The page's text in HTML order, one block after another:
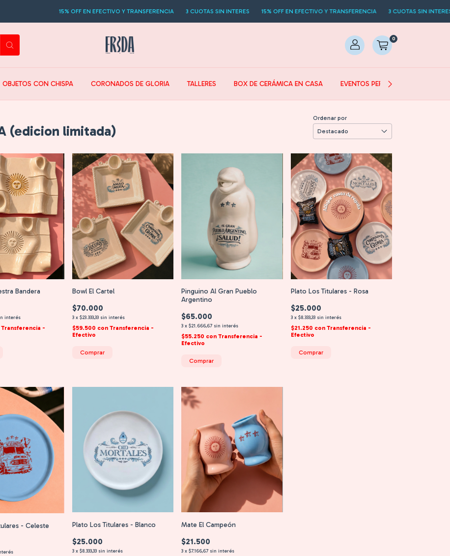
15% OFF EN EFECTIVO Y TRANSFERENCIA 3 CUOTAS SIN INTERES 15% OFF EN EFECTIVO Y TRANSFERENCIA 3 CUOTAS SIN INTERES 15%
0
OBJETOS CON CHISPA CORONADOS DE GLORIA TALLERES BOX DE CERÁMICA EN CASA EVENTOS PERSONALIZADOS
(edicion limitada)
Ordenar por
Bandera
interés
Transferencia -
Bowl El Cartel
$70.000
3 x $23.333,33 sin interés
$59.500 con Transferencia -
Efectivo
Comprar
Pinguino Al Gran Pueblo
Argentino
$65.000
3 x$21.666,67 sin interés
$55.250 con Transferencia -
Efectivo
Comprar
Plato Los Titulares - Rosa
$25.000
3 x $8.333,33 sin interés
$21.250 con Transferencia -
Efectivo
Comprar
- Celeste Plato Los Titulares - Blanco
$25.000
3 x $8.333,33 sin interés
Mate El Campeón
$21.500
3 x$7.166,67 sin interés